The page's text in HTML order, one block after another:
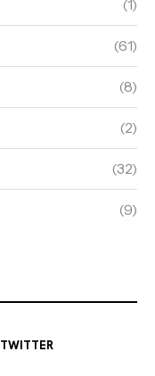
(1)
(61)
(8)
(2)
(32)
(9)
TWITTER